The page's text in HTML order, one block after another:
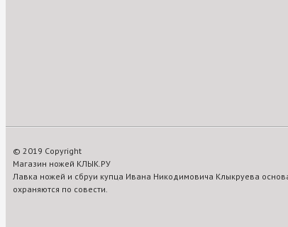
© 2019 Copyright
Магазин ножей КЛЫК.РУ
Лавка ножей и сбруи купца Ивана Никодимовича Клыкруева
охраняются по совести.